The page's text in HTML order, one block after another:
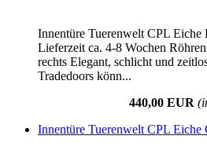
Innentüre Tuerenwelt CPL
Lieferzeit ca. 4-8 Wochen
rechts Elegant, schlicht und
Tradedoors könn...
440,00 EUR
Innentüre Tuerenwelt CPL Eiche